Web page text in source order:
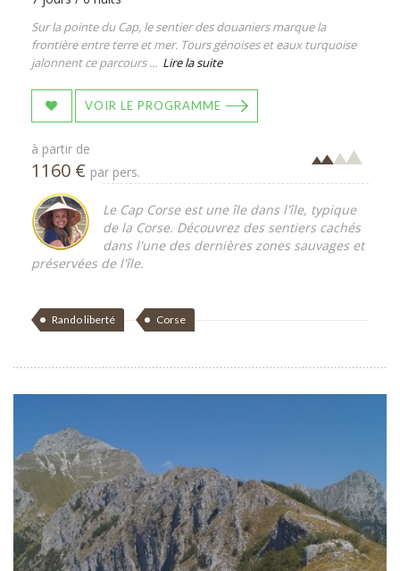
Sur la pointe du Cap, le sentier des douaniers marque la
frontière entre terre et mer. Tours génoises et eaux turquoise
jalonnent ce parcours ... Lire la suite
VOIR LE PROGRAMME
à partir de
1160 € par pers.
Le Cap Corse est une île dans l'île, typique
de la Corse. Découvrez des sentiers cachés
dans l'une des dernières zones sauvages et
préservées de l'île.
Rando liberté Corse